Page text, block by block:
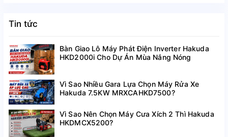
Tin tức
Bàn Giao Lô Máy Phát Điện Inverter Hakuda
HKD2000i Cho Dự Án Mùa Nắng Nóng
Vì Sao Nhiều Gara Lựa Chọn Máy Rửa Xe
Hakuda 7.5KW MRXCAHKD7500?
Vì Sao Nên Chọn Máy Cưa Xích 2 Thì Hakuda
HKDMCX5200?